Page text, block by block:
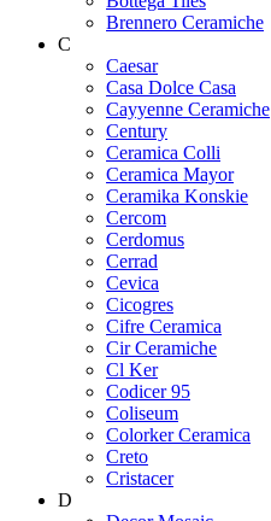
Brennero Ceramiche
C
Caesar
Casa Dolce Casa
Cayyenne Ceramiche
Century
Ceramica Colli
Ceramica Mayor
Ceramika Konskie
Cercom
Cerdomus
Cerrad
Cevica
Cicogres
Cifre Ceramica
Cir Ceramiche
Cl Ker
Codicer 95
Coliseum
Colorker Ceramica
Creto
Cristacer
D